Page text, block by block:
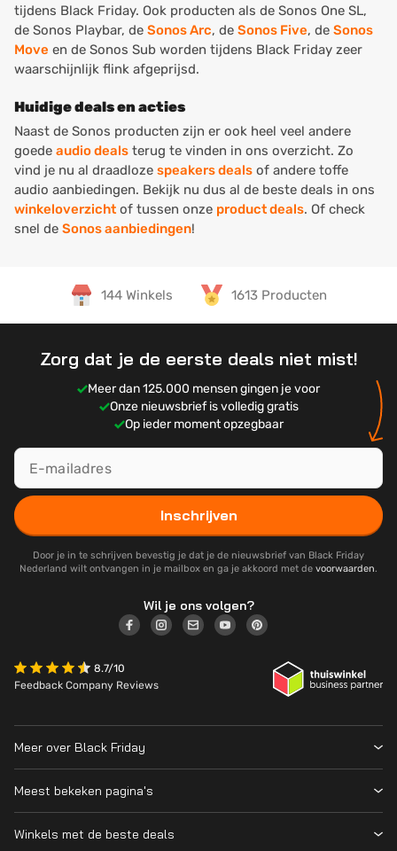
tijdens Black Friday. Ook producten als de Sonos One SL,
de Sonos Playbar, de Sonos Arc, de Sonos Five, de Sonos
Move en de Sonos Sub worden tijdens Black Friday zeer
waarschijnlijk flink afgeprijsd.
Huidige deals en acties
Naast de Sonos producten zijn er ook heel veel andere
goede audio deals terug te vinden in ons overzicht. Zo
vind je nu al draadloze speakers deals of andere toffe
audio aanbiedingen. Bekijk nu dus al de beste deals in ons
winkeloverzicht of tussen onze product deals. Of check
snel de Sonos aanbiedingen!
144 Winkels 1613 Producten
Zorg dat je de eerste deals niet mist!
Meer dan 125.000 mensen gingen je voor
Onze nieuwsbrief is volledig gratis
Op ieder moment opzegbaar
Inschrijven
Door je in te schrijven bevestig je dat je de nieuwsbrief van Black Friday
Nederland wilt ontvangen in je mailbox en ga je akkoord met de voorwaarden.
Wil je ons volgen?
8.7/10
Feedback Company Reviews
Meer over Black Friday
Wanneer is Black Friday?
Cyber Monday 2026
Meest bekeken pagina's
Winkels met de beste deals